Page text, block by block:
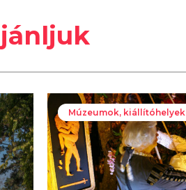
Múzeumok, kiállítóhelyek